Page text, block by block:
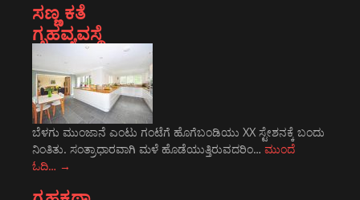
ಸಣ್ಣ ಕತೆ
ಗೃಹವ್ಯವಸ್ಥೆ
ಬೆಳಗು ಮುಂಜಾನೆ ಎಂಟು ಗಂಟೆಗೆ ಹೊಗೆಬಂಡಿಯು XX ಸ್ಟೇಶನಕ್ಕೆ ಬಂದು
ನಿಂತಿತು. ಸಂತ್ರಾಧಾರವಾಗಿ ಮಳೆ ಹೊಡೆಯುತ್ತಿರುವದರಿಂ… ಮುಂದೆ
ಓದಿ… →